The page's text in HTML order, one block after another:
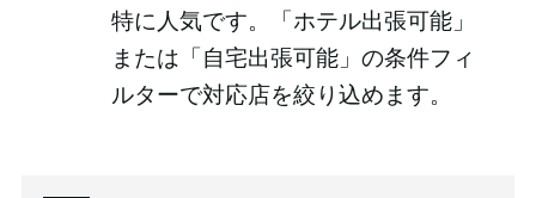
特に人気です。「ホテル出張可能」
または「自宅出張可能」の条件フィ
ルターで対応店を絞り込めます。